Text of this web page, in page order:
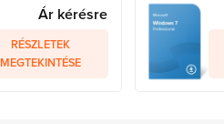
Ár kérésre
RÉSZLETEK
MEGTEKINTÉSE